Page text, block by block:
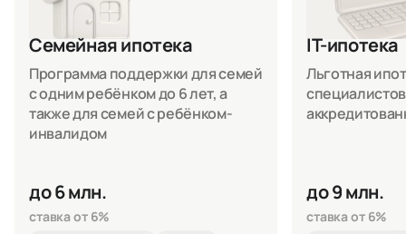
Семейная ипотека
Программа поддержки для семей
с одним ребёнком до 6 лет, а
также для семей с ребёнком-
инвалидом
до 6 млн.
ставка от 6%
IT-ипотека
Льготная
до 9 млн.
ставка от 6%